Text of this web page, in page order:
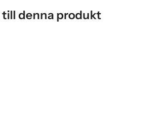
denna produkt